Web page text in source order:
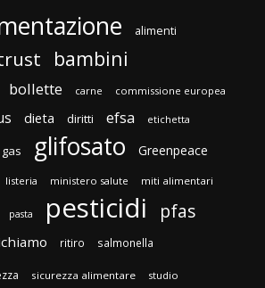
alimenti
bambini
bollette carne commissione europea
dieta diritti efsa etichetta
gas glifosato Greenpeace
listeria ministero salute miti alimentari
pasta pesticidi pfas
ritiro salmonella
sicurezza alimentare studio